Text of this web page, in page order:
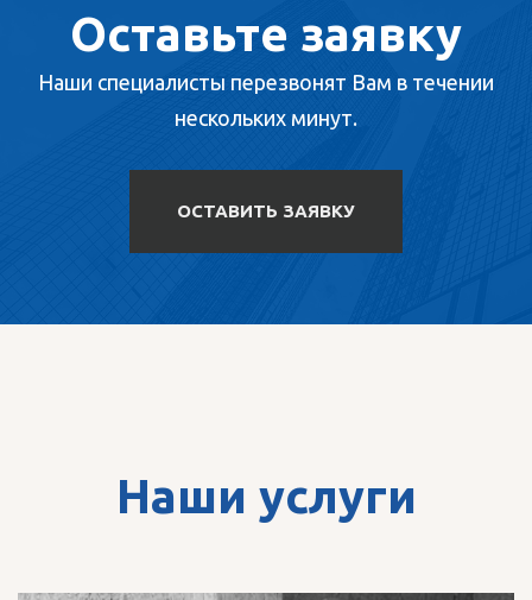
Оставьте заявку
Наши специалисты перезвонят Вам в течении
нескольких минут.
ОСТАВИТЬ ЗАЯВКУ
Наши услуги